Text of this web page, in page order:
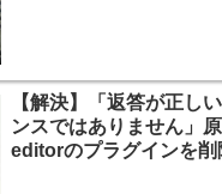
【解決】「返答が正し
ンスではありません」
editorのプラグインを削